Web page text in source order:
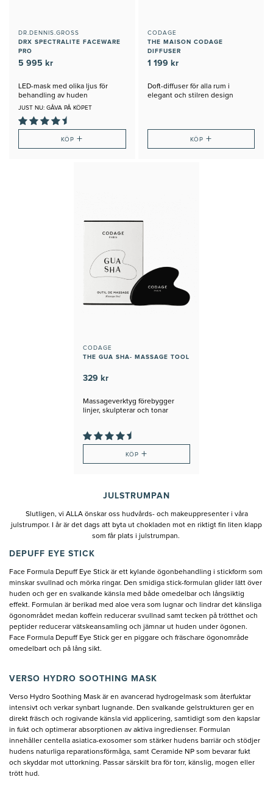
DR.DENNIS.GROSS
DRX SPECTRALITE FACEWARE
PRO
5 995 kr
LED-mask med olika ljus för
behandling av huden
JUST NU: GÅVA PÅ KÖPET
KÖP+
CODAGE
THE MAISON CODAGE
DIFFUSER
1 199 kr
Doft-diffuser för alla rum i
elegant och stilren design
KÖP +
CODAGE
THE GUA SHA- MASSAGE TOOL
329 kr
Massageverktyg förebygger
linjer, skulpterar och tonar
KÖP +
JULSTRUMPAN
Slutligen, vi ALLA önskar oss hudvårds- och makeuppresenter i våra
julstrumpor. I år är det dags att byta ut chokladen mot en riktigt fin liten klapp
som får plats i julstrumpan.
DEPUFF EYE STICK
Face Formula Depuff Eye Stick är ett kylande ögonbehandling i stickform som
minskar svullnad och mörka ringar. Den smidiga stick-formulan glider lätt över
huden och ger en svalkande känsla med både omedelbar och långsiktig
effekt. Formulan är berikad med aloe vera som lugnar och lindrar det känsliga
ögonområdet medan koffein reducerar svullnad samt tecken på trötthet och
peptider reducerar vätskeansamling och jämnar ut huden under ögonen.
Face Formula Depuff Eye Stick ger en piggare och fräschare ögonområde
omedelbart och på lång sikt.
VERSO HYDRO SOOTHING MASK
Verso Hydro Soothing Mask är en avancerad hydrogelmask som återfuktar
intensivt och verkar synbart lugnande. Den svalkande gelstrukturen ger en
direkt fräsch och rogivande känsla vid applicering, samtidigt som den kapslar
in fukt och optimerar absorptionen av aktiva ingredienser. Formulan
innehåller centella asiatica-exosomer som stärker hudens barriär och stödjer
hudens naturliga reparationsförmåga, samt Ceramide NP som bevarar fukt
och skyddar mot uttorkning. Passar särskilt bra för torr, känslig, mogen eller
trött hud.